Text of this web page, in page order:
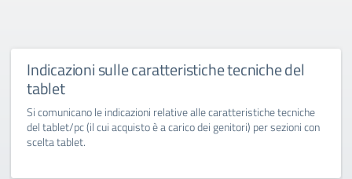
Indicazioni sulle caratteristiche tecniche del
tablet
Si comunicano le indicazioni relative alle caratteristiche tecniche
del tablet/pc (il cui acquisto è a carico dei genitori) per sezioni con
scelta tablet.